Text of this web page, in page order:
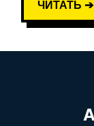
ЧИТАТЬ ➔